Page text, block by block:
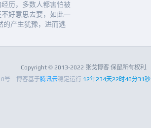
历，多数人都害怕被
好意思去要，如此一
的产生犹豫，进而逃
有还，再借不难。...
Copyright © 2013-2022 张戈博客 保留所有权利.
号
博客基于腾讯云稳定运行 12年234天22时40分31秒